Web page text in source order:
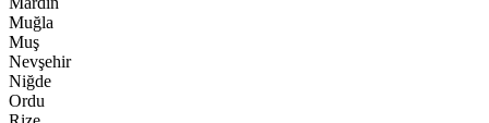
Muğla
Muş
Nevşehir
Niğde
Ordu